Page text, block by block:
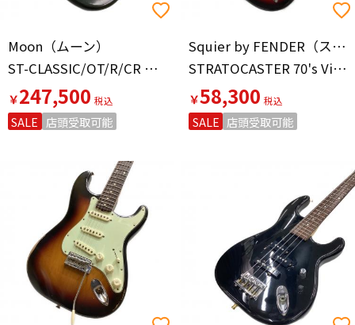
Moon（ムーン）
ST-CLASSIC/OT/R/CR エレキギター
￥247,500
SALE 店頭受取可能
Squier by FENDER（スクワイヤー バイ フェンダー）
STRATOCASTER 70's Vintage Modified 2016年製 Seymour Duncan SC-101搭載 ストラトキャスター エレキギター
￥58,300
SALE 店頭受取可能